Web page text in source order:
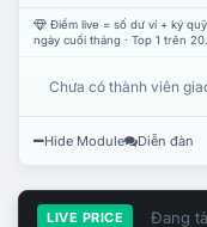
Điểm live = số dư ví + ký
ngày cuối tháng · Top 1 trên
Chưa có thành viên
Hide Module Diễn đàn
LIVE PRICE Đang